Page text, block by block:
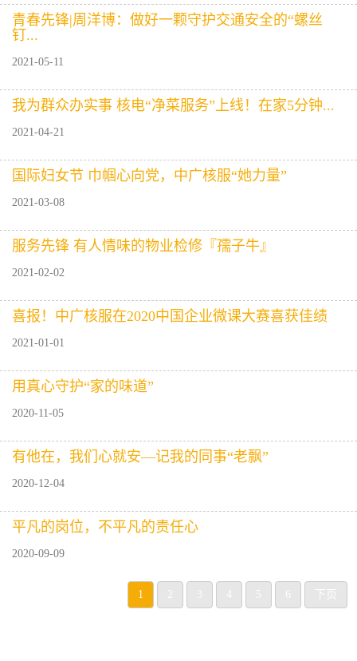
青春先锋|周洋博：做好一颗守护交通安全的“螺丝
钉...
2021-05-11
我为群众办实事 核电“净菜服务”上线！在家5分钟...
2021-04-21
国际妇女节 巾帼心向党，中广核服“她力量”
2021-03-08
服务先锋 有人情味的物业检修『孺子牛』
2021-02-02
喜报！中广核服在2020中国企业微课大赛喜获佳绩
2021-01-01
用真心守护“家的味道”
2020-11-05
有他在，我们心就安—记我的同事“老飘”
2020-12-04
平凡的岗位，不平凡的责任心
2020-09-09
1 2 4 5 6 下页